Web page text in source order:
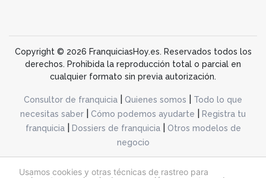
Usamos cookies y otras técnicas de rastreo para
Copyright © 2026 FranquiciasHoy.es. Reservados todos los
derechos. Prohibida la reproducción total o parcial en
cualquier formato sin previa autorización.
Consultor de franquicia Quienes somos
Todo lo que
necesitas saber
Cómo podemos ayudarte
Registra tu
franquicia| Dossiers de franquicia|
Otros modelos de
negocio